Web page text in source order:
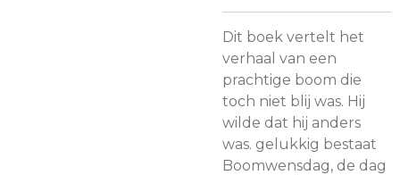
Dit boek vertelt het
verhaal van een
prachtige boom die
toch niet blij was. Hij
wilde dat hij anders
was. gelukkig bestaat
Boomwensdag, de dag